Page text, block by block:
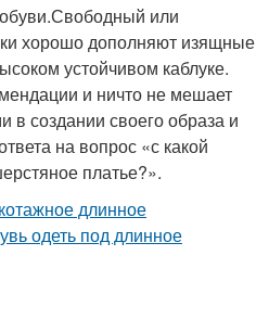
или
хорошо дополняют изящные
устойчивом каблуке.
и ничто не мешает
в создании своего образа и
на вопрос «с какой
платье?».